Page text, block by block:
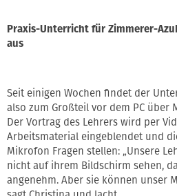
Praxis-Unterricht für Zimmerer-
aus
Seit einigen Wochen findet der
also zum Großteil vor dem PC über
Der Vortrag des Lehrers wird per
Arbeitsmaterial eingeblendet und
Mikrofon Fragen stellen: „Unsere
nicht auf ihrem Bildschirm sehen,
angenehm. Aber sie können unser